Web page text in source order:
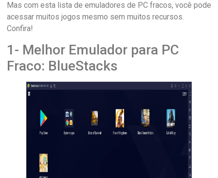
Mas com esta lista de emuladores de PC fracos, você pode
acessar muitos jogos mesmo sem muitos recursos.
Confira!
1- Melhor Emulador para PC
Fraco: BlueStacks